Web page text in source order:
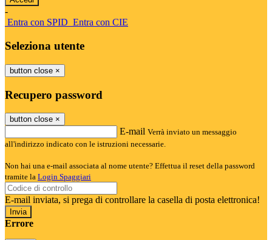
-
Entra con SPID Entra con CIE
Seleziona utente
button close ×
Recupero password
button close ×
E-mail Verrà inviato un messaggio
all'indirizzo indicato con le istruzioni necessarie.
Non hai una e-mail associata al nome utente? Effettua il reset della password
tramite la Login Spaggiari
E-mail inviata, si prega di controllare la casella di posta elettronica!
Errore